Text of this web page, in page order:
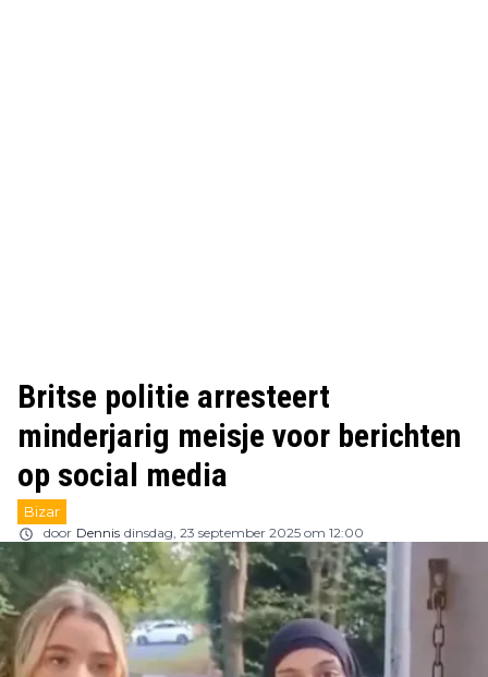
Britse politie arresteert
minderjarig meisje voor berichten
op social media
Bizar
door Dennis dinsdag, 23 september 2025 om 12:00